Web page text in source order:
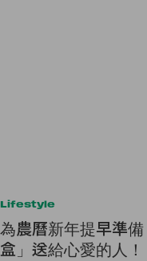
Lifestyle
為農曆新年提早準
盒」送給心愛的人！